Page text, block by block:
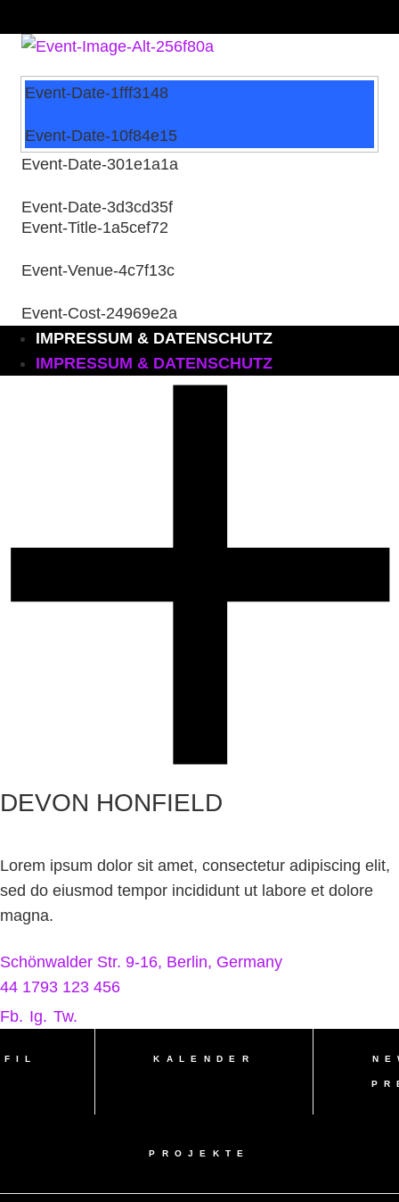
Inhalt
Event-Date-1fff3148
Event-Date-10f84e15
Event-Date-301e1a1a
Event-Date-3d3cd35f
Event-Title-1a5cef72
Event-Venue-4c7f13c
Event-Cost-24969e2a
IMPRESSUM & DATENSCHUTZ
IMPRESSUM & DATENSCHUTZ
DEVON HONFIELD
Lorem ipsum dolor sit amet, consectetur adipiscing elit,
sed do eiusmod tempor incididunt ut labore et dolore
magna.
Schönwalder Str. 9-16, Berlin, Germany
44 1793 123 456
Fb. Ig. Tw.
KALENDER
PROJEKTE